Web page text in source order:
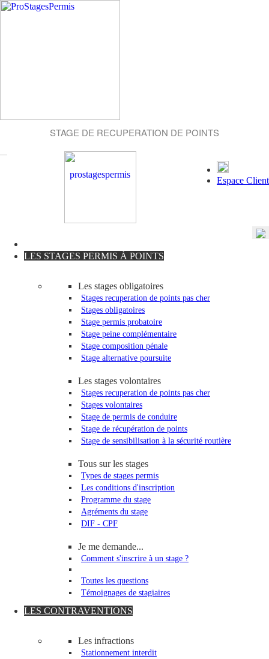
STAGE DE RECUPERATION DE POINTS
Espace Client
LES STAGES PERMIS À POINTS
Les stages obligatoires
Stages recuperation de points pas cher
Stages obligatoires
Stage permis probatoire
Stage peine complémentaire
Stage composition pénale
Stage alternative poursuite
Les stages volontaires
Stages recuperation de points pas cher
Stages volontaires
Stage de permis de conduire
Stage de récupération de points
Stage de sensibilisation à la sécurité routière
Tous sur les stages
Types de stages permis
Les conditions d'inscription
Programme du stage
Agréments du stage
DIF - CPF
Je me demande...
Comment s'inscrire à un stage ?
Toutes les questions
Témoignages de stagiaires
LES CONTRAVENTIONS
Les infractions
Stationnement interdit